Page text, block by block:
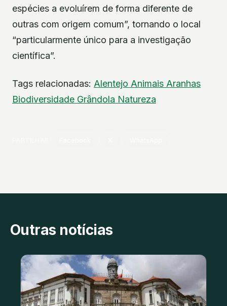
espécies a evoluírem de forma diferente de
outras com origem comum”, tornando o local
“particularmente único para a investigação
científica”.
Tags relacionadas: Alentejo Animais Aranhas
Biodiversidade Grândola Natureza
Outras notícias